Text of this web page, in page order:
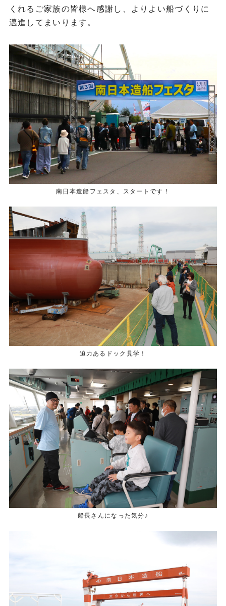
くれるご家族の皆様へ感謝し、よりよい船づくりに
邁進してまいります。
南日本造船フェスタ、スタートです！
迫力あるドック見学！
船長さんになった気分♪